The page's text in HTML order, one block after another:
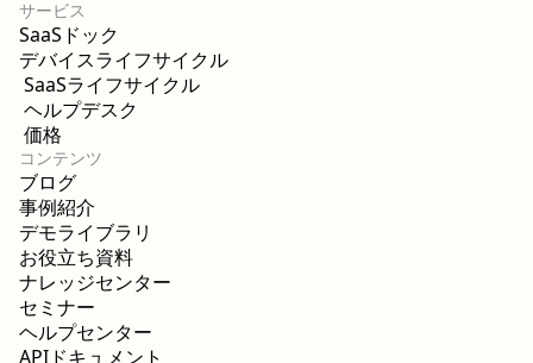
サービス
SaaSドック
デバイスライフサイクル
SaaSライフサイクル
ヘルプデスク
価格
コンテンツ
ブログ
事例紹介
デモライブラリ
お役立ち資料
ナレッジセンター
セミナー
ヘルプセンター
APIドキュメント